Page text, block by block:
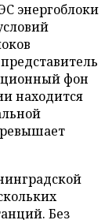
энергоблоки
фон
находится
Без